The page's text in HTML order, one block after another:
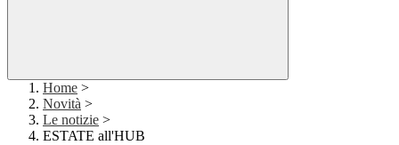
Home >
Novità >
Le notizie >
ESTATE all'HUB